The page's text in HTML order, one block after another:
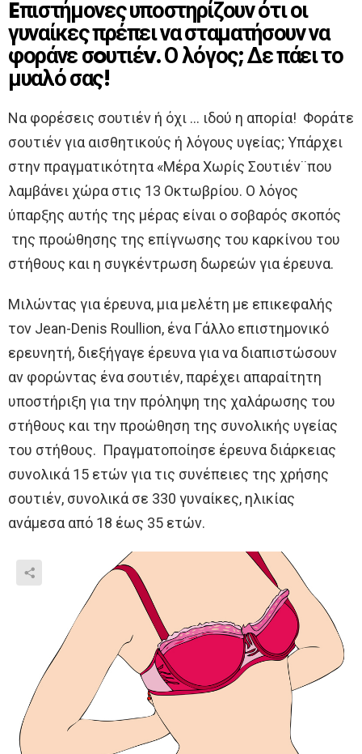
Eπιστήμονες υποστηρίζουν ότι οι
γυναίκες πρέπει να σταματήσουν να
φοράνε σoυτιέv. Ο λόγος; Δε πάει το
μυαλό σας!
Να φορέσεις σουτιέν ή όχι … ιδού η απορία! Φοράτε
σουτιέν για αισθητικούς ή λόγους υγείας; Υπάρχει
στην πραγματικότητα «Μέρα Χωρίς Σουτιέν¨που
λαμβάνει χώρα στις 13 Οκτωβρίου. Ο λόγος
ύπαρξης αυτής της μέρας είναι ο σοβαρός σκοπός
της προώθησης της επίγνωσης του καρκίνου του
στήθους και η συγκέντρωση δωρεών για έρευνα.
Μιλώντας για έρευνα, μια μελέτη με επικεφαλής
τον Jean-Denis Roullion, ένα Γάλλο επιστημονικό
ερευνητή, διεξήγαγε έρευνα για να διαπιστώσουν
αν φορώντας ένα σουτιέν, παρέχει απαραίτητη
υποστήριξη για την πρόληψη της χαλάρωσης του
στήθους και την προώθηση της συνολικής υγείας
του στήθους. Πραγματοποίησε έρευνα διάρκειας
συνολικά 15 ετών για τις συνέπειες της χρήσης
σουτιέν, συνολικά σε 330 γυναίκες, ηλικίας
ανάμεσα από 18 έως 35 ετών.